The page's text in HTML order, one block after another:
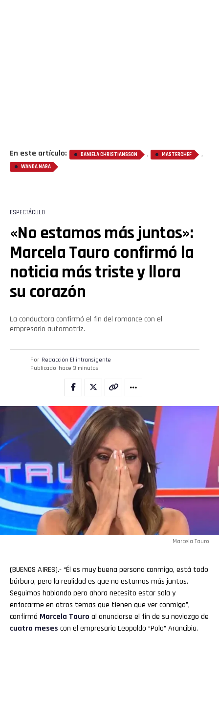
En este artículo: DANIELA CHRISTIANSSON , MASTERCHEF ,
WANDA NARA
ESPECTÁCULO
«No estamos más juntos»:
Marcela Tauro confirmó la
noticia más triste y llora
su corazón
La conductora confirmó el fin del romance con el
empresario automotriz.
Por Redacción El intransigente
Publicado hace 3 minutos
Marcela Tauro
(BUENOS AIRES).- “Él es muy buena persona conmigo, está todo
bárbaro, pero la realidad es que no estamos más juntos.
Seguimos hablando pero ahora necesito estar sola y
enfocarme en otros temas que tienen que ver conmigo”,
confirmó Marcela Tauro al anunciarse el fin de su noviazgo de
cuatro meses con el empresario Leopoldo “Polo” Arancibia.